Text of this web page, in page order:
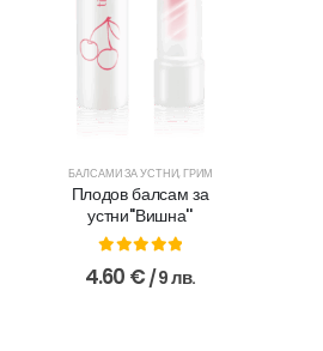
БАЛСАМИ ЗА УСТНИ,ГРИМ
Плодов балсам за
устни''Вишна''
0out of 5
4.60 € / 9 лв.